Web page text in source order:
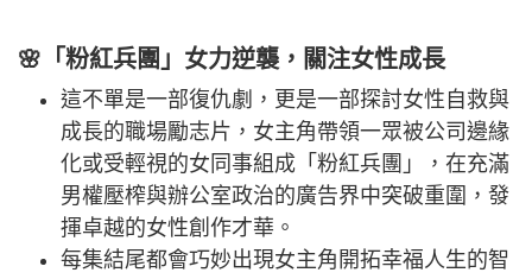
🌸「粉紅兵團」女力逆襲，關注女性成長
這不單是一部復仇劇，更是一部探討女性自救與
成長的職場勵志片，女主角帶領一眾被公司邊緣
化或受輕視的女同事組成「粉紅兵團」，在充滿
男權壓榨與辦公室政治的廣告界中突破重圍，發
揮卓越的女性創作才華。
每集結尾都會巧妙出現女主角開拓幸福人生的智